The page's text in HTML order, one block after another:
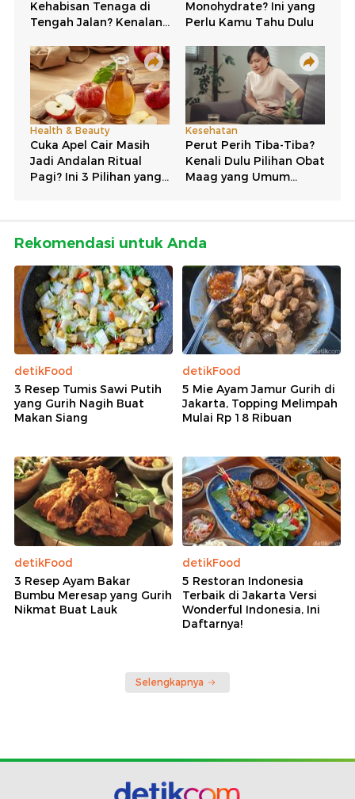
Rekomendasi untuk Anda
detikFood
3 Resep Tumis Sawi Putih
yang Gurih Nagih Buat
Makan Siang
detikFood
5 Mie Ayam Jamur Gurih di
Jakarta, Topping Melimpah
Mulai Rp 18 Ribuan
detikFood
3 Resep Ayam Bakar
Bumbu Meresap yang Gurih
Nikmat Buat Lauk
detikFood
5 Restoran Indonesia
Terbaik di Jakarta Versi
Wonderful Indonesia, Ini
Daftarnya!
Selengkapnya